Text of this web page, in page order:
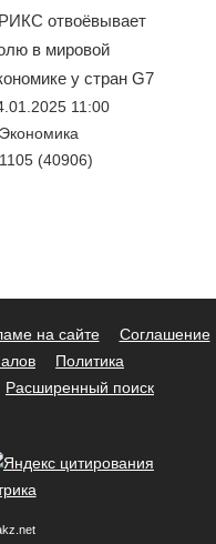
отвоёвывает
в мировой
у стран G7
11:00
Экономика
1105 (40906)
на сайте
Соглашение
Политика
Расширенный поиск